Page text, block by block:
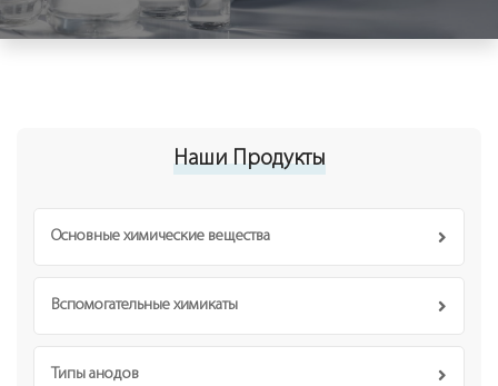
Наши Продукты
Основные химические вещества
Вспомогательные химикаты
Типы анодов